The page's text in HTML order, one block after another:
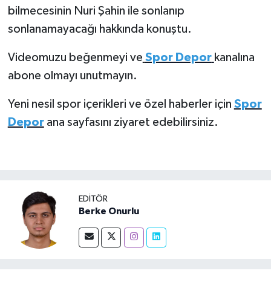
bilmecesinin Nuri Şahin ile sonlanıp
sonlanamayacağı hakkında konuştu.
Videomuzu beğenmeyi ve Spor Depor kanalına
abone olmayı unutmayın.
Yeni nesil spor içerikleri ve özel haberler için Spor
Deporana sayfasını ziyaret edebilirsiniz.
EDITÖR
Berke Onurlu
Boks
Halter
Motor Sporları
Futbolcular